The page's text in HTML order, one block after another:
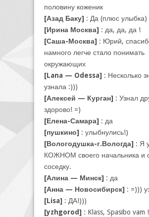
половину коженик
[Азад Баку] : Да (плюс улыбка)
[Ирина Москва] : да, да, да !
[Саша-Москва] : Юрий,
намного легче стало понимать
окружающих
[Lana — Odessa] : Несколько
узнала :)))
[Алексей — Курган] : Узнал
здорово! =)
[Елена-Самара] : да
[пушкино] : улыбнулись!)
[Вологодушка-г.Вологда] : Я
КОЖНОМ своего начальника и
соседку.
[Алина — Минск] : да
[Анна — Новосибирск] : =)))
[Lisa] : ДА!)))
[yzhgorod] : Klass, Spasibo vam